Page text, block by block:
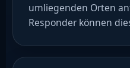
umliegenden Orten
Responder können